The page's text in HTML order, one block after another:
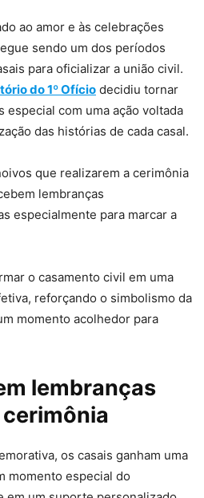
ao amor e às celebrações
sendo um dos períodos
para oficializar a união civil.
do 1º Ofício decidiu tornar
especial com uma ação voltada
das histórias de cada casal.
que realizarem a cerimônia
lembranças
especialmente para marcar a
o casamento civil em uma
reforçando o simbolismo da
momento acolhedor para
lembranças
os casais ganham uma
momento especial do